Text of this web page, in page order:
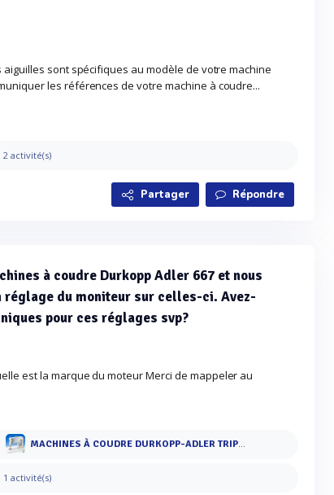
sont spécifiques au modèle de votre machine
les références de votre machine à coudre...
2 activité(s)
Partager Répondre
à coudre Durkopp Adler 667 et nous
réglage du moniteur sur celles-ci. Avez-
pour ces réglages svp?
est la marque du moteur Merci de mappeler au
MACHINES À COUDRE DURKOPP-ADLER TRIPLE ENTRAINEMENT série 667
1 activité(s)